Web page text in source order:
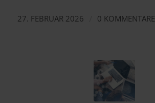
27. FEBRUAR 2026 0 KOMMENTARE